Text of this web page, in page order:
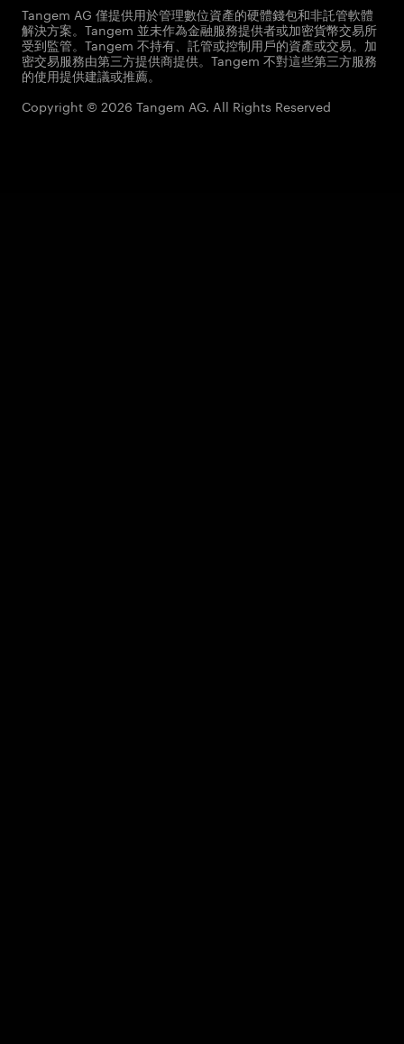
Tangem AG 僅提供用於管理數位資產的硬體錢包和非託管軟體
解決方案。Tangem 並未作為金融服務提供者或加密貨幣交易所
受到監管。Tangem 不持有、託管或控制用戶的資產或交易。加
密交易服務由第三方提供商提供。Tangem 不對這些第三方服務
的使用提供建議或推薦。